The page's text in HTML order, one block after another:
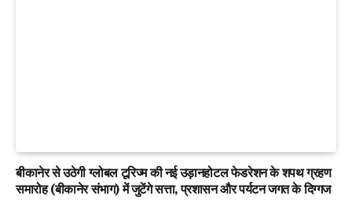
बीकानेर से उठेगी ग्लोबल टूरिज्म की नई उड़ानहोटल फेडरेशन के शपथ ग्रहण
समारोह (बीकानेर संभाग) में जुटेंगे सत्ता, प्रशासन और पर्यटन जगत के दिग्गज